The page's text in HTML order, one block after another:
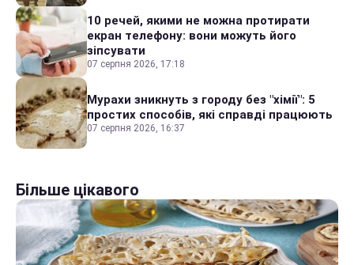
10 речей, якими не можна протирати
екран телефону: вони можуть його
зіпсувати
07 серпня 2026, 17:18
Мурахи зникнуть з городу без "хімії": 5
простих способів, які справді працюють
07 серпня 2026, 16:37
Більше цікавого